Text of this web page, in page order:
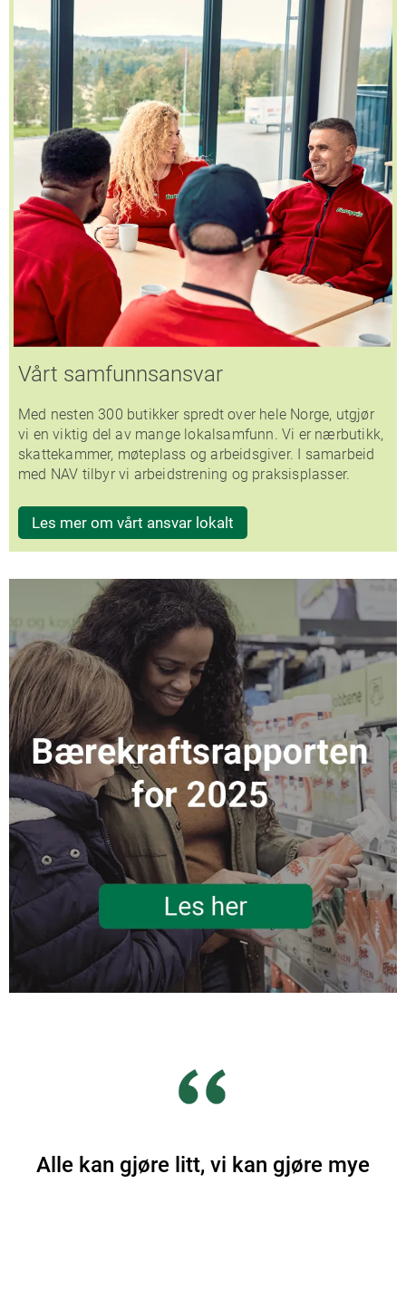
Vårt samfunnsansvar
Med nesten 300 butikker spredt over hele Norge, utgjør
vi en viktig del av mange lokalsamfunn. Vi er nærbutikk,
skattekammer, møteplass og arbeidsgiver. I samarbeid
med NAV tilbyr vi arbeidstrening og praksisplasser.
Les mer om vårt ansvar lokalt
Alle kan gjøre litt, vi kan gjøre mye